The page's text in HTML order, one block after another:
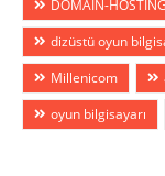
DOMAİN-HOSTİNG
dizüstü oyun
Millenicom
oyun bilgisayarı